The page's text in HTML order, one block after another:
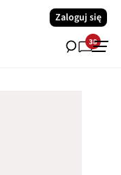
Zaloguj się
38